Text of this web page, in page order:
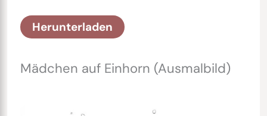
Herunterladen
Mädchen auf Einhorn (Ausmalbild)